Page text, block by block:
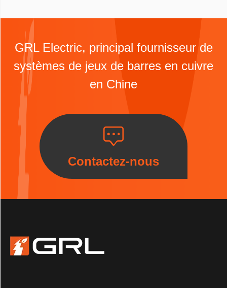
GRL Electric, principal fournisseur de
systèmes de jeux de barres en cuivre
en Chine
Contactez-nous